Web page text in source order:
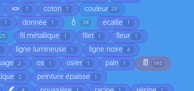
🪢 1 coton 1 couleur 20
1 donnée 1 💧 34 écaille 1
25 fil métallique 1 filet 1 fleur 1
ligne lumineuse 1 ligne noire 4
2 os 1 osier 1 pain 1 📄 145
2 peinture épaisse 1